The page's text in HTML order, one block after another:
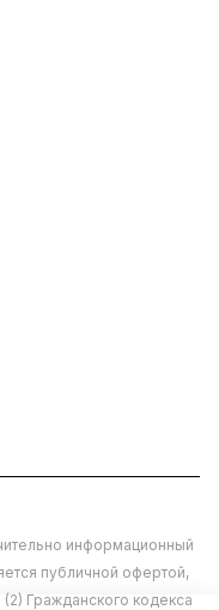
информационный
публичной офертой,
Гражданского кодекса